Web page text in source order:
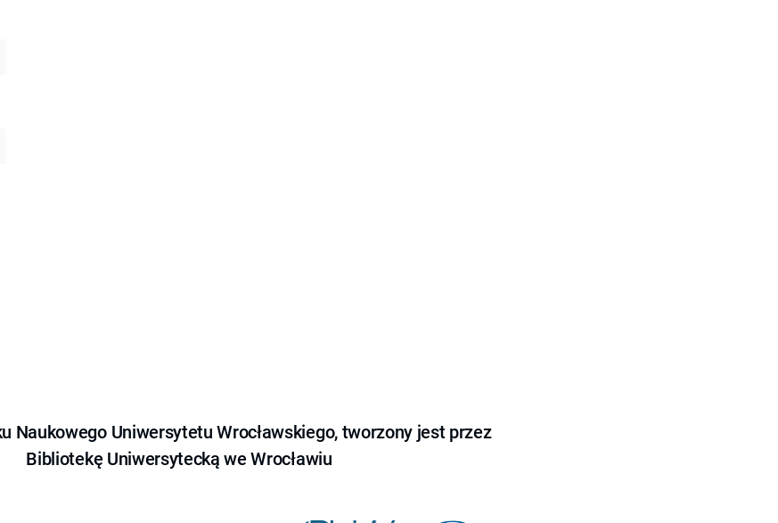
Naukowego Uniwersytetu Wrocławskiego, tworzony jest przez
Bibliotekę Uniwersytecką we Wrocławiu